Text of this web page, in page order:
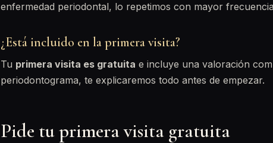
enfermedad periodontal, lo repetimos con mayor
¿Está incluido en la primera visita?
Tu primera visita es gratuita e incluye una valoración
periodontograma, te explicaremos todo antes de empezar.
Pide tu primera visita gratuita